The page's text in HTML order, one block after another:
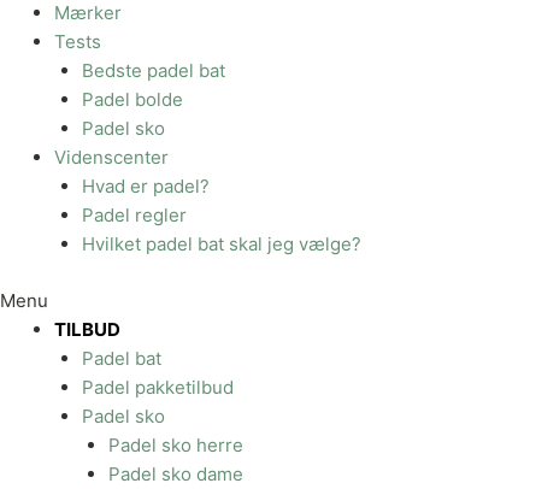
Mærker
Tests
Bedste padel bat
Padel bolde
Padel sko
Videnscenter
Hvad er padel?
Padel regler
Hvilket padel bat skal jeg vælge?
Menu
TILBUD
Padel bat
Padel pakketilbud
Padel sko
Padel sko herre
Padel sko dame